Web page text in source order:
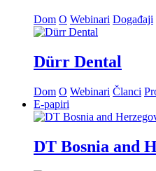
Dom O Webinari Događaji
Dürr Dental
Dom O Webinari Članci
E-papiri
DT Bosnia and